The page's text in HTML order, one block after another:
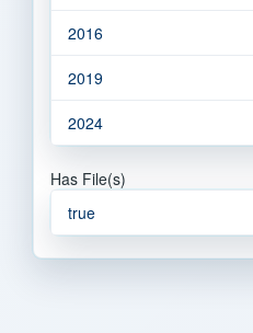
2016
2019
2024
Has File(s)
true